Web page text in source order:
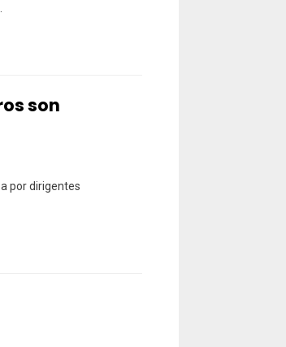
son
por dirigentes